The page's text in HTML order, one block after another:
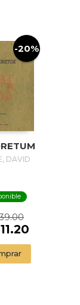
-20%
DAVID